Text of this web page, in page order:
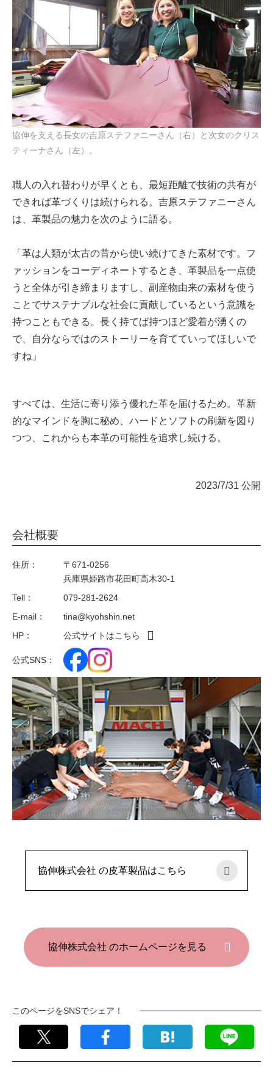
協伸を支える長女の吉原ステファニーさん（右）と次女のクリス
ティーナさん（左）。
職人の入れ替わりが早くとも、最短距離で技術の共有が
できれば革づくりは続けられる。吉原ステファニーさん
は、革製品の魅力を次のように語る。
「革は人類が太古の昔から使い続けてきた素材です。フ
ァッションをコーディネートするとき、革製品を一点使
うと全体が引き締まりますし、副産物由来の素材を使う
ことでサステナブルな社会に貢献しているという意識を
持つこともできる。長く持てば持つほど愛着が湧くの
で、自分ならではのストーリーを育てていってほしいで
すね」
すべては、生活に寄り添う優れた革を届けるため。革新
的なマインドを胸に秘め、ハードとソフトの刷新を図り
つつ、これからも本革の可能性を追求し続ける。
2023/7/31 公開
会社概要
住所：
〒671-0256
兵庫県姫路市花田町高木30-1
Tell：
079-281-2624
E-mail：
tina@kyohshin.net
HP：
公式サイトはこちら
公式SNS：
協伸株式会社 の皮革製品はこちら
協伸株式会社 のホームページを見る
このページをSNSでシェア！